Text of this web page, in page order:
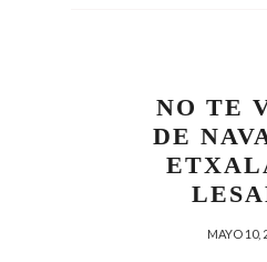
NO TE
DE
MAYO 10,